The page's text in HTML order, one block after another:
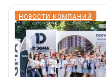
НОВОСТИ КОМПАНИЙ